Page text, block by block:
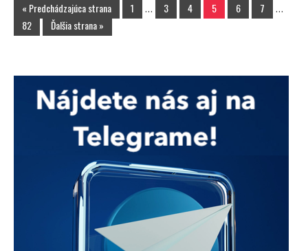
« Predchádzajúca strana 1 … 3 4 5 6 7 …
82 Ďalšia strana »